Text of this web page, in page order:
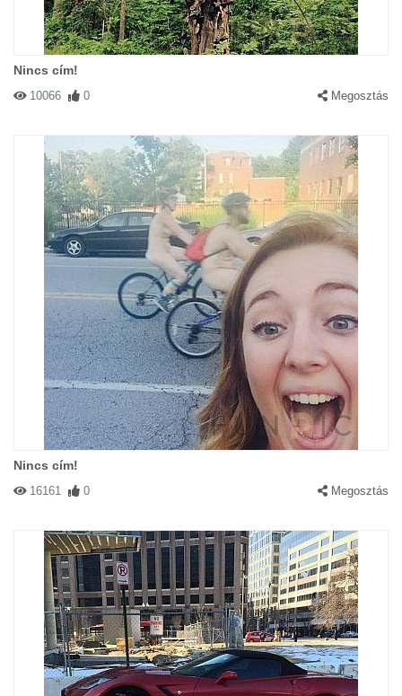
Nincs cím!
10066 0 Megosztás
Nincs cím!
16161 0 Megosztás